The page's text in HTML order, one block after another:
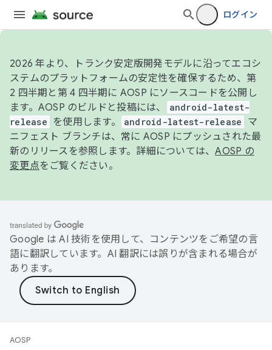
ログイン
2026 年より、トランク安定版開発モデルに沿ってエコシ
ステムのプラットフォームの安定性を確保するため、第
2 四半期と第 4 四半期に AOSP にソースコードを公開し
ます。AOSP のビルドと投稿には、
android-latest-
release
を使用します。 android-latest-release
マ
ニフェスト ブランチは、常に AOSP にプッシュされた最
新のリリースを参照します。詳細については、AOSP の
変更点をご覧ください。
Google は AI 技術を使用して、コンテンツをご希望の言
語に翻訳しています。AI 翻訳には誤りが含まれる場合が
あります。
AOSP